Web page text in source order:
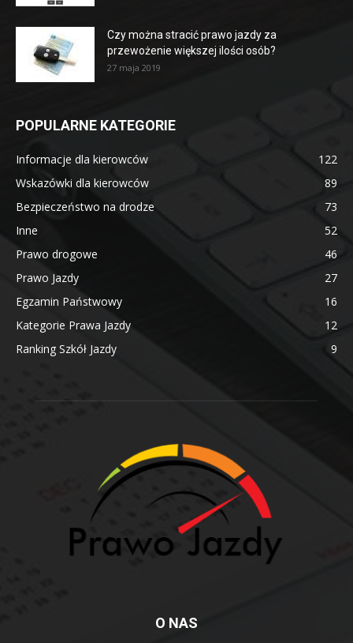
Czy można stracić prawo jazdy za
przewożenie większej ilości osób?
27 maja 2019
POPULARNE KATEGORIE
Informacje dla kierowców
122
Wskazówki dla kierowców
89
Bezpieczeństwo na drodze
73
Inne
52
Prawo drogowe
46
Prawo Jazdy
27
Egzamin Państwowy
16
Kategorie Prawa Jazdy
12
Ranking Szkół Jazdy
9
O NAS